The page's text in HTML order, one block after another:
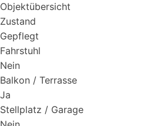
Objektübersicht
Zustand
Gepflegt
Fahrstuhl
Nein
Balkon / Terrasse
Ja
Stellplatz / Garage